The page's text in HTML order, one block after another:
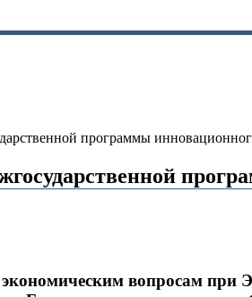
программы
вопросам при